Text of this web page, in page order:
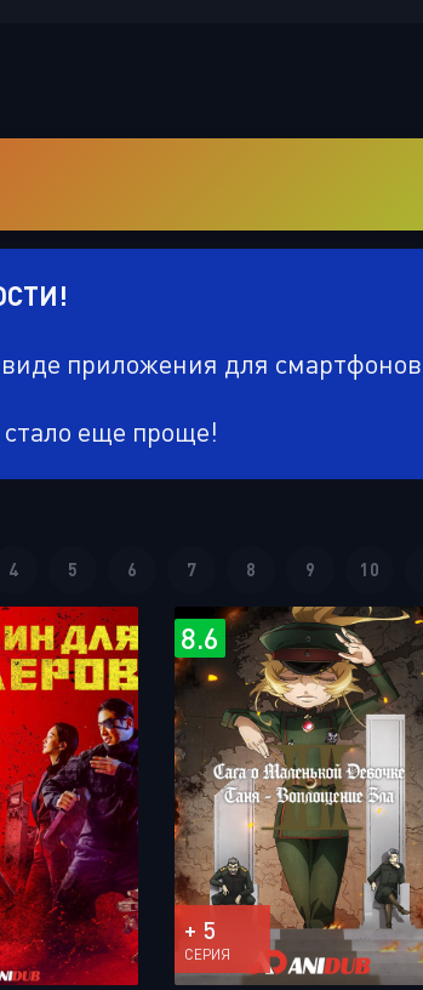
виде приложения для
еще проще!
4 5 6 7 8 9 10
8.6
+ 5
СЕРИЯ